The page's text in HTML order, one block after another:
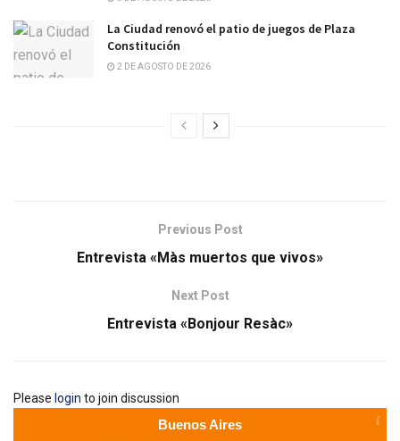
La Ciudad renovó el patio de juegos de Plaza
Constitución
2 DE AGOSTO DE 2026
Previous Post
Entrevista «Màs muertos que vivos»
Next Post
Entrevista «Bonjour Resàc»
Please login to join discussion
Buenos Aires